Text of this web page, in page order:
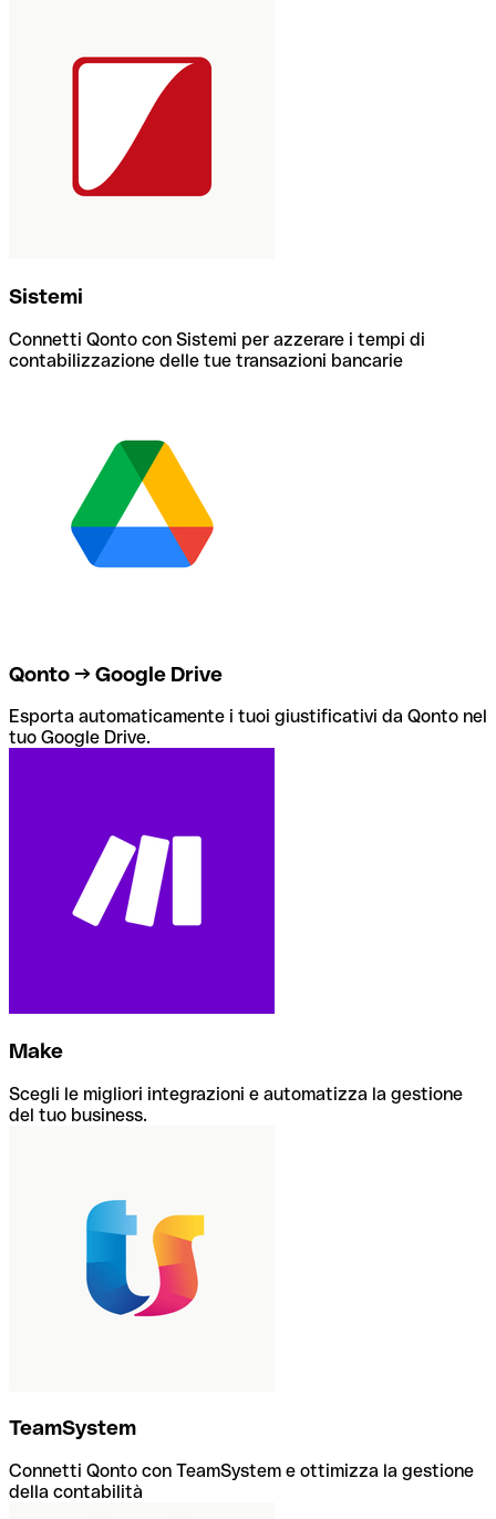
Sistemi
Connetti Qonto con Sistemi per azzerare i tempi di
contabilizzazione delle tue transazioni bancarie
Qonto → Google Drive
Esporta automaticamente i tuoi giustificativi da Qonto nel
tuo Google Drive.
Make
Scegli le migliori integrazioni e automatizza la gestione
del tuo business.
TeamSystem
Connetti Qonto con TeamSystem e ottimizza la gestione
della contabilità